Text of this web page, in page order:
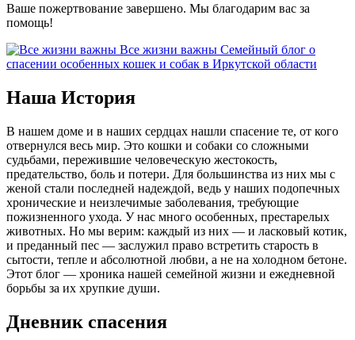
Ваше пожертвование завершено. Мы благодарим вас за
помощь!
Все жизни важны Семейный блог о
спасении особенных кошек и собак в Иркутской области
Наша История
В нашем доме и в наших сердцах нашли спасение те, от кого
отвернулся весь мир. Это кошки и собаки со сложными
судьбами, пережившие человеческую жестокость,
предательство, боль и потери. Для большинства из них мы с
женой стали последней надеждой, ведь у наших подопечных
хронические и неизлечимые заболевания, требующие
пожизненного ухода. У нас много особенных, престарелых
животных. Но мы верим: каждый из них — и ласковый котик,
и преданный пес — заслужил право встретить старость в
сытости, тепле и абсолютной любви, а не на холодном бетоне.
Этот блог — хроника нашей семейной жизни и ежедневной
борьбы за их хрупкие души.
Дневник спасения